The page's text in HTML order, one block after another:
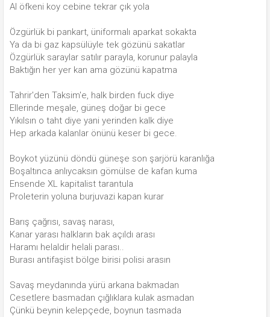
Al öfkeni koy cebine tekrar çık yola
Özgürlük bi pankart, üniformalı aparkat sokakta
Ya da bi gaz kapsülüyle tek gözünü sakatlar
Özgürlük saraylar satılır parayla, korunur palayla
Baktığın her yer kan ama gözünü kapatma
Tahrir'den Taksim'e, halk birden fuck diye
Ellerinde meşale, güneş doğar bi gece
Yıkılsın o taht diye yani yerinden kalk diye
Hep arkada kalanlar önünü keser bi gece.
Boykot yüzünü döndü güneşe son şarjörü karanlığa
Boşaltınca anlıycaksın gömülse de kafan kuma
Ensende XL kapitalist tarantula
Proleterin yoluna burjuvazi kapan kurar
Barış çağrısı, savaş narası,
Kanar yarası halkların bak açıldı arası
Haramı helaldir helali parası..
Burası antifaşist bölge birisi polisi arasın
Savaş meydanında yürü arkana bakmadan
Cesetlere basmadan çığlıklara kulak asmadan
Çünkü beynin kelepçede, boynun tasmada